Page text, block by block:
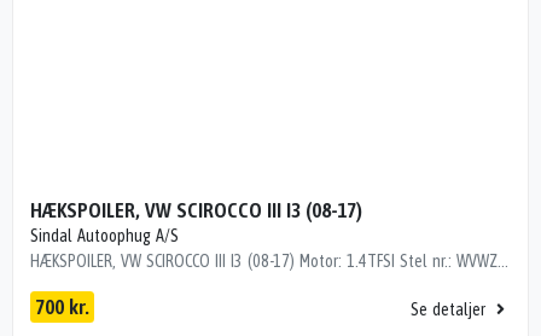
HÆKSPOILER, VW SCIROCCO III I3 (08-17)
Sindal Autoophug A/S
HÆKSPOILER, VW SCIROCCO III I3 (08-17) Motor: 1.4TFSI Stel nr.: WVWZZZ13Z9V015649 Årgang.: 2008 Del nr..: O74712 Dito nr.: 95334072 Stamkort nr.: J0008 Kilometer: 217000 1K8827933B1K8827933BOE.NR. 1K8827933E GRU
700 kr. Se detaljer